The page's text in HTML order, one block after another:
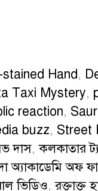
Hand,
Taxi Mystery,
reaction,
buzz, Street
দাস,কলকাতার
অ্যাকাডেমি অফ
ভিডিও,রক্তাক্ত